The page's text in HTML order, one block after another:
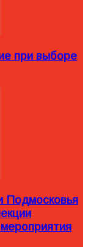
при выборе
Подмосковья